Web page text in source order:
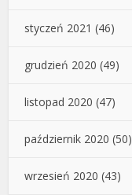
styczeń 2021 (46)
grudzień 2020 (49)
listopad 2020 (47)
październik 2020 (50)
wrzesień 2020 (43)